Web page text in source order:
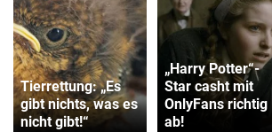
Tierrettung: „Es
gibt nichts, was es
nicht gibt!“
„Harry Potter“-
Star casht mit
OnlyFans richtig
ab!